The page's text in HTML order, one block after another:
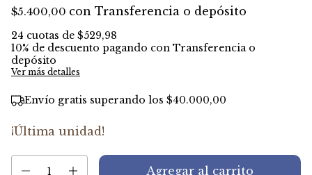
$5.400,00 con Transferencia o depósito
24 cuotas de $529,98
10% de descuento pagando con Transferencia o
depósito
Ver más detalles
Envío gratis superando los $40.000,00
¡Última unidad!